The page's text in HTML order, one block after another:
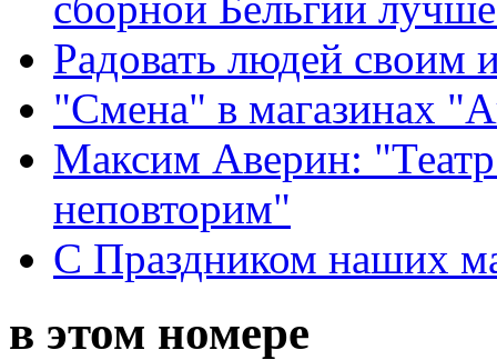
Радовать людей своим
"Смена" в магазинах
Максим Аверин:
неповторим"
С Праздником наших
в этом номере